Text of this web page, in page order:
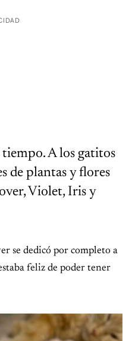
A los gatitos
de plantas y flores
Violet, Iris y
se dedicó por completo a
feliz de poder tener